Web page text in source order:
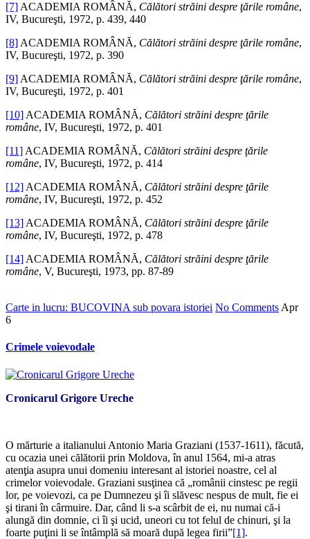
[7] ACADEMIA ROMÂNĂ, Călători străini despre ţările române,
IV, Bucureşti, 1972, p. 439, 440
[8] ACADEMIA ROMÂNĂ, Călători străini despre ţările române,
IV, Bucureşti, 1972, p. 390
[9] ACADEMIA ROMÂNĂ, Călători străini despre ţările române,
IV, Bucureşti, 1972, p. 401
[10] ACADEMIA ROMÂNĂ, Călători străini despre ţările
române, IV, Bucureşti, 1972, p. 401
[11] ACADEMIA ROMÂNĂ, Călători străini despre ţările
române, IV, Bucureşti, 1972, p. 414
[12] ACADEMIA ROMÂNĂ, Călători străini despre ţările
române, IV, Bucureşti, 1972, p. 452
[13] ACADEMIA ROMÂNĂ, Călători străini despre ţările
române, IV, Bucureşti, 1972, p. 478
[14] ACADEMIA ROMÂNĂ, Călători străini despre ţările
române, V, Bucureşti, 1973, pp. 87-89
Carte in lucru: BUCOVINA sub povara istoriei No Comments Apr
6
Crimele voievodale
Cronicarul Grigore Ureche
O mărturie a italianului Antonio Maria Graziani (1537-1611), făcută,
cu ocazia unei călătorii prin Moldova, în anul 1564, mi-a atras
atenţia asupra unui domeniu interesant al istoriei noastre, cel al
crimelor voievodale. Graziani susţinea că „românii cinstesc pe regii
lor, pe voievozi, ca pe Dumnezeu şi îi slăvesc nespus de mult, fie ei
şi tirani în cârmuire. Dar, când li s-a scârbit de ei, nu numai că-i
alungă din domnie, ci îi şi ucid, uneori cu tot felul de chinuri, şi la
foarte puţini li se întâmplă să moară după legea firii”[1].